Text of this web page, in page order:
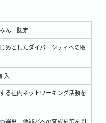
ん」認定
めとしたダイバーシティへの取
入
る社内ネットワーキング活動を